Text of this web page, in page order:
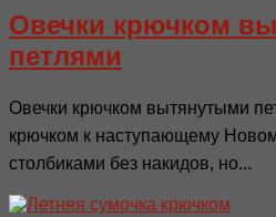
Овечки крючком
петлями
Овечки крючком вытянутыми
крючком к наступающему
столбиками без накидов, но...